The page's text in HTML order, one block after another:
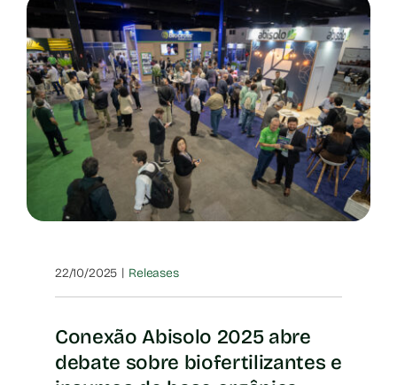
22/10/2025 | Releases
Conexão Abisolo 2025 abre
debate sobre biofertilizantes e